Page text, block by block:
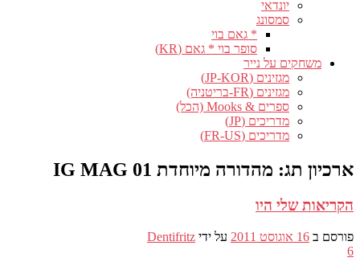
יונדאי
סמסונג
* גאם בוי
סופר בוי * גאם (KR)
משחקים על נייר
מגזינים (JP-KOR)
מגזינים (FR-בריטניה)
ספרים & Mooks (הכל)
מדריכים (JP)
מדריכים (FR-US)
ארכיון תג: מהדורה מיוחדת IG MAG 01
הקריאות שלי היו
פורסם ב 16 אוגוסט 2011 על ידי Dentifritz
6